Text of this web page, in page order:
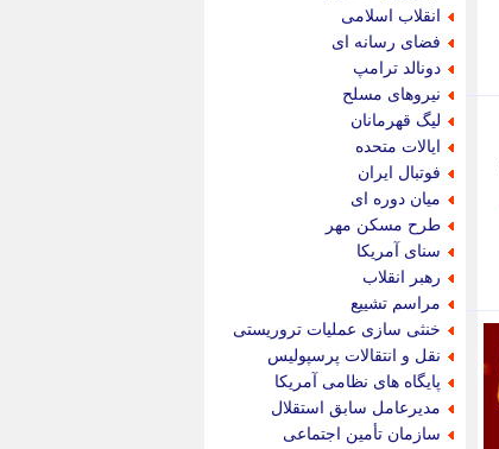
انقلاب اسلامی
فضای رسانه ای
دونالد ترامپ
نیروهای مسلح
لیگ قهرمانان
ایالات متحده
فوتبال ایران
میان دوره ای
طرح مسکن مهر
سنای آمریکا
رهبر انقلاب
مراسم تشییع
خنثی سازی عملیات تروریستی
نقل و انتقالات پرسپولیس
پایگاه های نظامی آمریکا
مدیرعامل سابق استقلال
سازمان تأمین اجتماعی